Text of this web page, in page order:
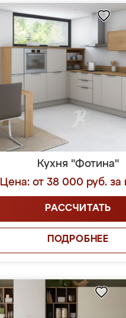
Кухня "Фотина"
Цена: от 38 000 руб. за
РАССЧИТАТЬ
ПОДРОБНЕЕ